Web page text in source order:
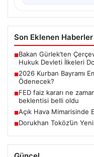
Son Eklenen Haberler
■Bakan Gürlek’ten
Hukuk Devleti İlkeleri
■2026 Kurban Bayramı
Ödenecek?
■FED faiz kararı ne
beklentisi belli oldu
■Açık Hava Mimarisinde
■Dorukhan Toköz’ün Yeni